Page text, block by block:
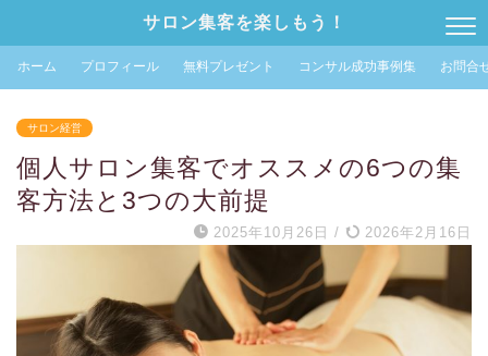
サロン集客を楽しもう！
ホーム プロフィール 無料プレゼント コンサル成功事例集 お問合
サロン経営
個人サロン集客でオススメの6つの集
客方法と3つの大前提
2025年10月26日 / 2026年2月16日